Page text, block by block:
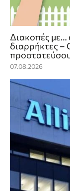
Διακοπές με…
διαρρήκτες –
07.08.2026